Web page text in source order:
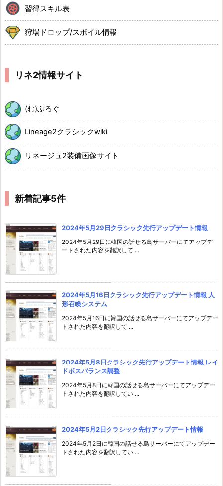
習得スキル表
狩場ドロップ/スポイル情報
リネ2情報サイト
(む)ぶろぐ
Lineage2クラシックwiki
リネージュ2装備画像サイト
新着記事5件
2024年5月29日クラシック先行アップデート情報
2024年5月29日に韓国の話せる島サーバーにてアップデ
ートされた内容を翻訳して ...
2024年5月16日クラシック先行アップデート情報 人
形召喚システム
2024年5月16日に韓国の話せる島サーバーにてアップデー
トされた内容を翻訳して ...
2024年5月8日クラシック先行アップデート情報 レイ
ドボスバランス調整
2024年5月8日に韓国の話せる島サーバーにてアップデー
トされた内容を翻訳してい ...
2024年5月2日クラシック先行アップデート情報
2024年5月2日に韓国の話せる島サーバーにてアップデー
トされた内容を翻訳してい ...